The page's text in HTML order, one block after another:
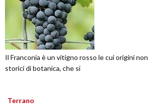
Il Franconia è un vitigno rosso le cui origini
storici di botanica, che si
Terrano